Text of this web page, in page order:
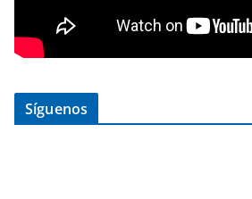
Síguenos